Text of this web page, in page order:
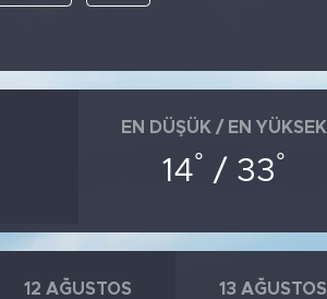
EN DÜŞÜK / EN YÜKSEK
14° / 33°
12 AĞUSTOS 13 AĞUSTOS